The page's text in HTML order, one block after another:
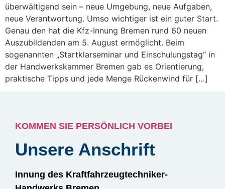
überwältigend sein – neue Umgebung, neue Aufgaben,
neue Verantwortung. Umso wichtiger ist ein guter Start.
Genau den hat die Kfz-Innung Bremen rund 60 neuen
Auszubildenden am 5. August ermöglicht. Beim
sogenannten „Startklarseminar und Einschulungstag“ in
der Handwerkskammer Bremen gab es Orientierung,
praktische Tipps und jede Menge Rückenwind für […]
KOMMEN SIE PERSÖNLICH VORBEI
Unsere Anschrift
Innung des Kraftfahrzeugtechniker-